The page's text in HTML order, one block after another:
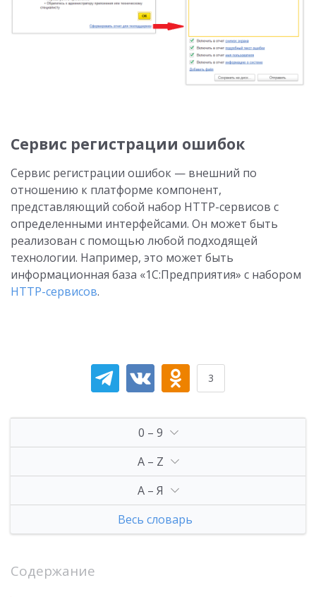
Сервис регистрации ошибок
Сервис регистрации ошибок — внешний по
отношению к платформе компонент,
представляющий собой набор НТТР-сервисов с
определенными интерфейсами. Он может быть
реализован с помощью любой подходящей
технологии. Например, это может быть
информационная база «1С:Предприятия» с набором
HTTP-сервисов.
3
0 – 9
A – Z
А – Я
Весь словарь
Содержание